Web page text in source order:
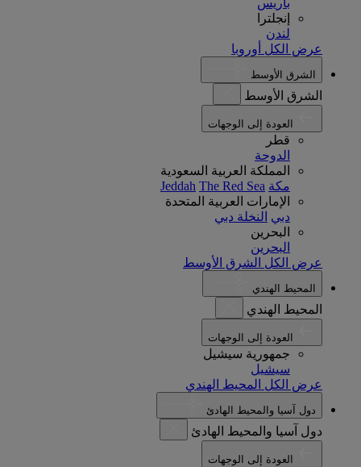
باريس
إنجلترا
لندن
عرض الكل أوروبا
الشرق الأوسط
الشرق الأوسط
قطر
الدوحة
المملكة العربية السعودية
مكة
Jeddah The Red Sea
الإمارات العربية المتحدة
دبي النخلة دبي
البحرين
البحرين
عرض الكل الشرق الأوسط
المحيط الهندي
المحيط الهندي
جمهورية سيشيل
سيشيل
عرض الكل المحيط الهندي
دول آسيا والمحيط الهادئ
دول آسيا والمحيط الهادئ